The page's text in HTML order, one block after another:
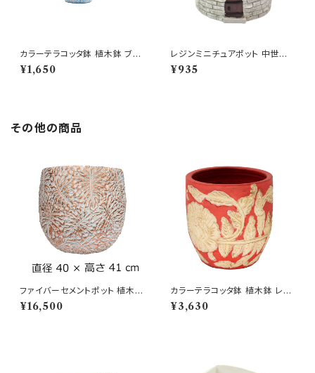
カラーテラコッタ鉢 植木鉢 ブル
¥1,650
レジンミニチュアポット 中世の
塔 GY 櫓 鐘楼 多肉 鉢
¥935
その他の商品
ファイバーセメントポット 植木鉢
モンステラ L 白 ホワイト
¥16,500
カラーテラコッタ鉢 植木鉢 レッ
ドS プランター 8号 赤
¥3,630